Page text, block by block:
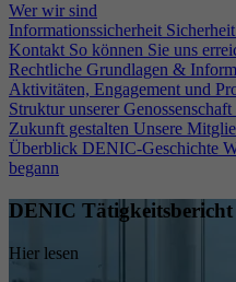
Wer wir sind
Informationssicherheit
Kontakt So können Sie uns
Rechtliche Grundlagen &
Aktivitäten, Engagement und
Struktur unserer Genossenschaft
Zukunft gestalten Unsere
Überblick DENIC-Geschichte
begann
DENIC Tätigkeitsbericht
Hier lesen